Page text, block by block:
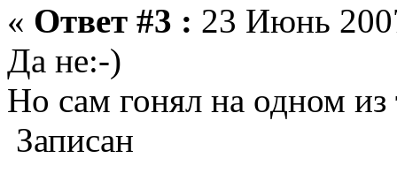
« Ответ #3 : 23 Июнь
Да не:-)
Но сам гонял на одном из
Записан